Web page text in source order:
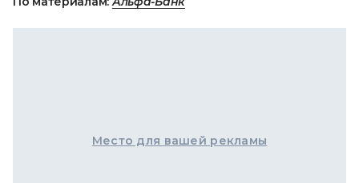
Место для вашей рекламы